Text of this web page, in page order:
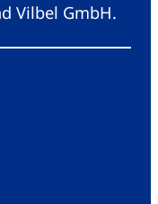
Vilbel GmbH.